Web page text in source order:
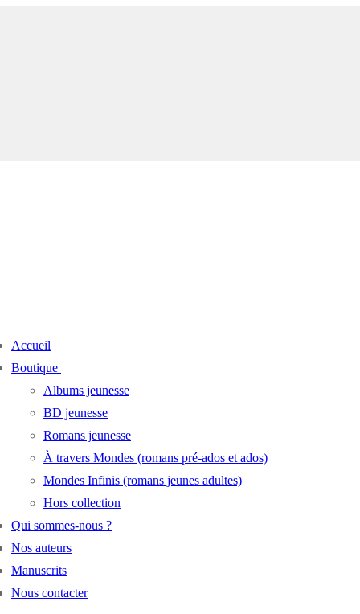
Accueil
Boutique
Albums jeunesse
BD jeunesse
Romans jeunesse
À travers Mondes (romans pré-ados et ados)
Mondes Infinis (romans jeunes adultes)
Hors collection
Qui sommes-nous ?
Nos auteurs
Manuscrits
Nous contacter